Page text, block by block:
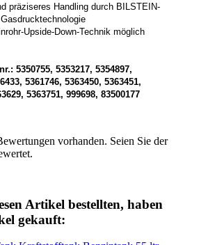
präziseres Handling durch BILSTEIN-
Gasdrucktechnologie
Upside-Down-Technik möglich
5350755, 5353217, 5354897,
5361746, 5363450, 5363451,
5363751, 999698, 83500177
vorhanden. Seien Sie der
Artikel bestellten, haben
gekauft: